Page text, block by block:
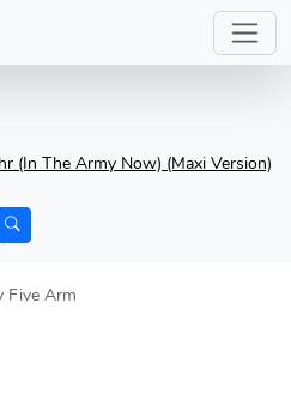
(In The Army Now) (Maxi Version)
Five Arm